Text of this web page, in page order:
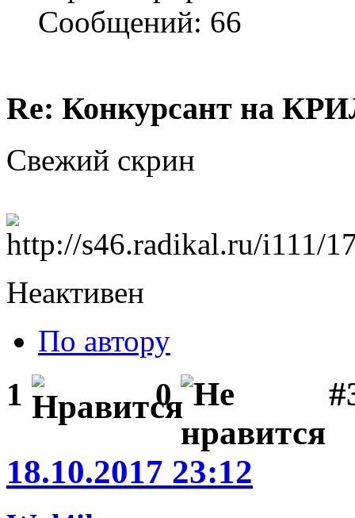
Сообщений: 66
Re: Конкурсант на
Свежий скрин
Неактивен
По автору
1 0
18.10.2017 23:12